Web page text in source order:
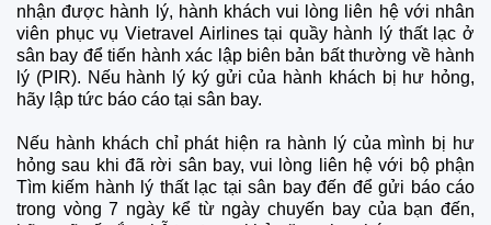
nhận được hành lý, hành khách vui lòng liên hệ với nhân
viên phục vụ Vietravel Airlines tại quầy hành lý thất lạc ở
sân bay để tiến hành xác lập biên bản bất thường về hành
lý (PIR). Nếu hành lý ký gửi của hành khách bị hư hỏng,
hãy lập tức báo cáo tại sân bay.
Nếu hành khách chỉ phát hiện ra hành lý của mình bị hư
hỏng sau khi đã rời sân bay, vui lòng liên hệ với bộ phận
Tìm kiếm hành lý thất lạc tại sân bay đến để gửi báo cáo
trong vòng 7 ngày kể từ ngày chuyến bay của bạn đến,